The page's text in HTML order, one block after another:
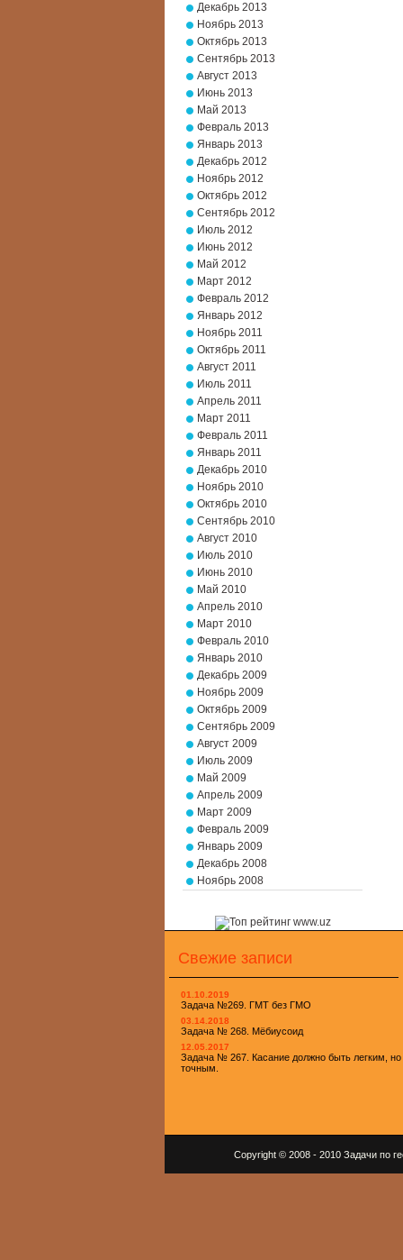
Декабрь 2013
Ноябрь 2013
Октябрь 2013
Сентябрь 2013
Август 2013
Июнь 2013
Май 2013
Февраль 2013
Январь 2013
Декабрь 2012
Ноябрь 2012
Октябрь 2012
Сентябрь 2012
Июль 2012
Июнь 2012
Май 2012
Март 2012
Февраль 2012
Январь 2012
Ноябрь 2011
Октябрь 2011
Август 2011
Июль 2011
Апрель 2011
Март 2011
Февраль 2011
Январь 2011
Декабрь 2010
Ноябрь 2010
Октябрь 2010
Сентябрь 2010
Август 2010
Июль 2010
Июнь 2010
Май 2010
Апрель 2010
Март 2010
Февраль 2010
Январь 2010
Декабрь 2009
Ноябрь 2009
Октябрь 2009
Сентябрь 2009
Август 2009
Июль 2009
Май 2009
Апрель 2009
Март 2009
Февраль 2009
Январь 2009
Декабрь 2008
Ноябрь 2008
Свежие записи
01.10.2019
Задача №269. ГМТ без ГМО
03.14.2018
Задача № 268. Мёбиусоид
12.05.2017
Задача № 267. Касание должно быть легким, но
точным.
Copyright © 2008 - 2010 Задачи по